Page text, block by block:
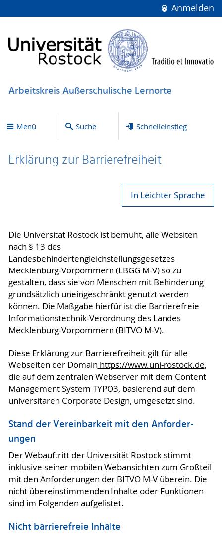
Anmelden
Arbeitskreis Außerschulische Lernorte
Menü Suche Schnelleinstieg
Erklärung zur Bar­ri­e­re­frei­heit
In Leichter Sprache
Die Universität Rostock ist bemüht, alle Websiten
nach § 13 des
Landesbehindertengleichstellungsgesetzes
Mecklenburg-Vorpommern (LBGG M-V) so zu
gestalten, dass sie von Menschen mit Behinderung
grundsätzlich uneingeschränkt genutzt werden
können. Die Maßgabe hierfür ist die Barrierefreie
Informationstechnik-Verordnung des Landes
Mecklenburg-Vorpommern (BITVO M-V).
Diese Erklärung zur Barrierefreiheit gilt für alle
Webseiten der Domain https://www.uni-rostock.de,
die auf dem zentralen Webserver mit dem Content
Management System TYPO3, basierend auf dem
universitären Corporate Design, umgesetzt sind.
Stand der Vereinbarkeit mit den An­for­der­
ungen
Der Webauftritt der Universität Rostock stimmt
inklusive seiner mobilen Webansichten zum Großteil
mit den Anforderungen der BITVO M-V überein. Die
nicht übereinstimmenden Inhalte oder Funktionen
sind im Folgenden aufgelistet.
Nicht barrierefreie Inhalte